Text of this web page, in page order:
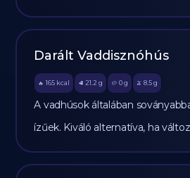
Darált Vaddisznóhús
🔥 165 kcal 🥩 21.2 g 🥔 0g 🫒 8.5 g
A vadhúsok általában
ízűek. Kiváló alternatíva, ha